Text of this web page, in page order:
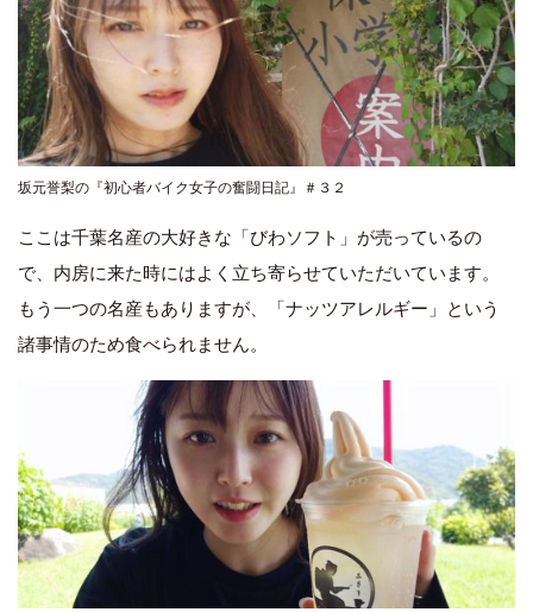
坂元誉梨の『初心者バイク女子の奮闘日記』＃３２
ここは千葉名産の大好きな「びわソフト」が売っているの
で、内房に来た時にはよく立ち寄らせていただいています。
もう一つの名産もありますが、「ナッツアレルギー」という
諸事情のため食べられません。